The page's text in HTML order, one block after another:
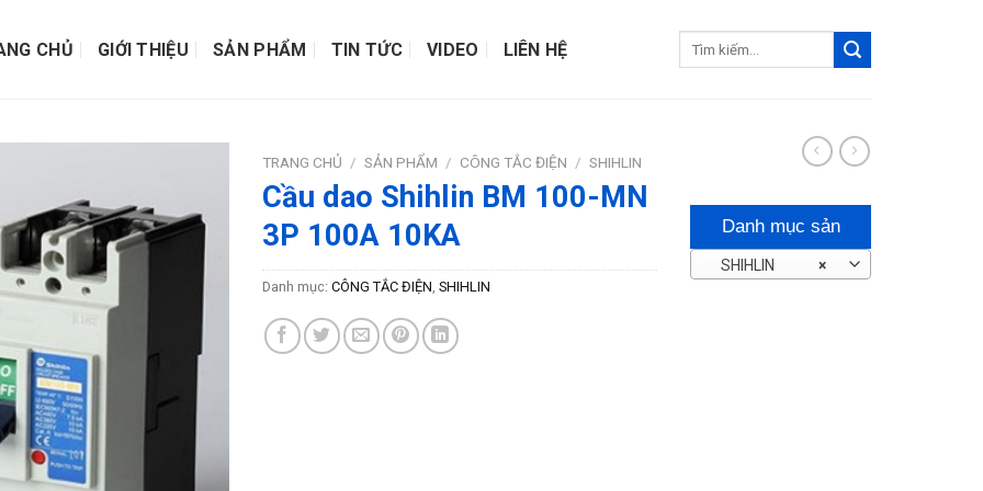
CHỦ GIỚI THIỆU SẢN PHẨM TIN TỨC VIDEO LIÊN HỆ
TRANG CHỦ / SẢN PHẨM / CÔNG TẮC ĐIỆN / SHIHLIN
Cầu dao Shihlin BM 100-MN
3P 100A 10KA
Danh mục: CÔNG TẮC ĐIỆN, SHIHLIN
Danh mục sản
phẩm ×
SHIHLIN